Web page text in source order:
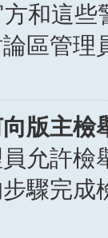
和這些
區管理
版主檢
允許檢
驟完成